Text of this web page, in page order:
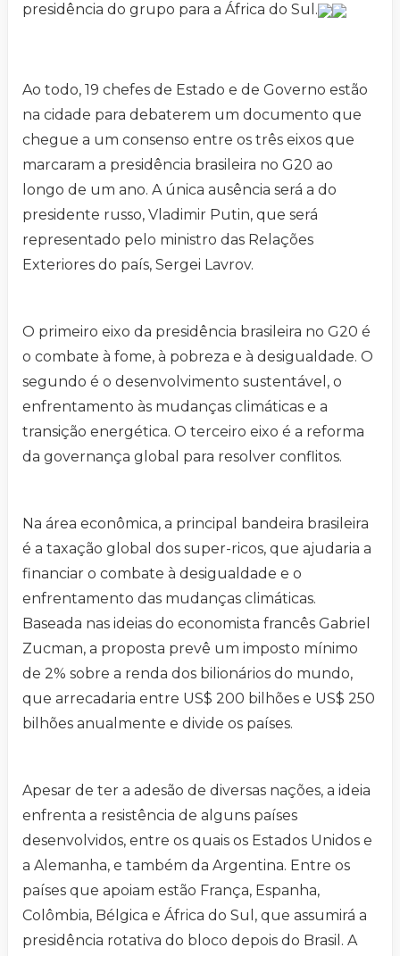
presidência do grupo para a África do Sul.
Ao todo, 19 chefes de Estado e de Governo estão
na cidade para debaterem um documento que
chegue a um consenso entre os três eixos que
marcaram a presidência brasileira no G20 ao
longo de um ano. A única ausência será a do
presidente russo, Vladimir Putin, que será
representado pelo ministro das Relações
Exteriores do país, Sergei Lavrov.
O primeiro eixo da presidência brasileira no G20 é
o combate à fome, à pobreza e à desigualdade. O
segundo é o desenvolvimento sustentável, o
enfrentamento às mudanças climáticas e a
transição energética. O terceiro eixo é a reforma
da governança global para resolver conflitos.
Na área econômica, a principal bandeira brasileira
é a taxação global dos super-ricos, que ajudaria a
financiar o combate à desigualdade e o
enfrentamento das mudanças climáticas.
Baseada nas ideias do economista francês Gabriel
Zucman, a proposta prevê um imposto mínimo
de 2% sobre a renda dos bilionários do mundo,
que arrecadaria entre US$ 200 bilhões e US$ 250
bilhões anualmente e divide os países.
Apesar de ter a adesão de diversas nações, a ideia
enfrenta a resistência de alguns países
desenvolvidos, entre os quais os Estados Unidos e
a Alemanha, e também da Argentina. Entre os
países que apoiam estão França, Espanha,
Colômbia, Bélgica e África do Sul, que assumirá a
presidência rotativa do bloco depois do Brasil. A